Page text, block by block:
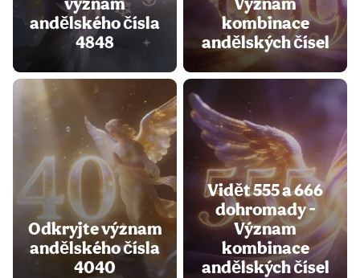
andělského čísla
4848
kombinace
andělských čísel
Odkryjte význam
andělského čísla
4040
Vidět 555 a 666
dohromady -
Význam
kombinace
andělských čísel